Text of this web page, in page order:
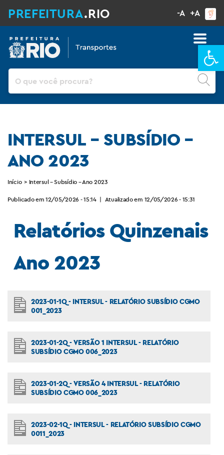
PREFEITURA.RIO -A +A
Pesquisar
INTERSUL – SUBSÍDIO –
ANO 2023
Início > Intersul – Subsídio – Ano 2023
Publicado em 12/05/2026 - 15:14 | Atualizado em 12/05/2026 - 15:31
Relatórios Quinzenais
Ano 2023
2023-01-1Q - INTERSUL - RELATÓRIO SUBSÍDIO CGMO
001_2023
2023-01-2Q - VERSÃO 1 INTERSUL - RELATÓRIO
SUBSÍDIO CGMO 006_2023
2023-01-2Q - VERSÃO 4 INTERSUL - RELATÓRIO
SUBSÍDIO CGMO 006_2023
2023-02-1Q - INTERSUL - RELATÓRIO SUBSÍDIO CGMO
0011_2023